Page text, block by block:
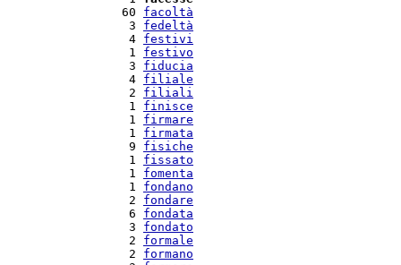
  60
facoltà
   3
fedeltà
   4
festivi
   1
festivo
   3
fiducia
   4
filiale
   2
filiali
   1
finisce
   1
firmare
   1
firmata
   9
fisiche
   1
fissato
   1
fomenta
   1
fondano
   2
fondare
   6
fondata
   3
fondato
   2
formale
   2
formano